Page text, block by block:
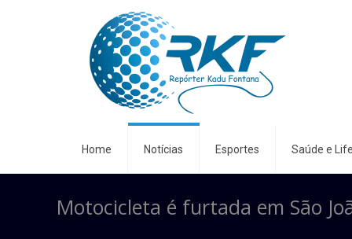
Home Notícias Esportes Saúde e
Motocicleta é furtada em São